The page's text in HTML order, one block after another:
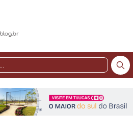
Pesquisar
Blog